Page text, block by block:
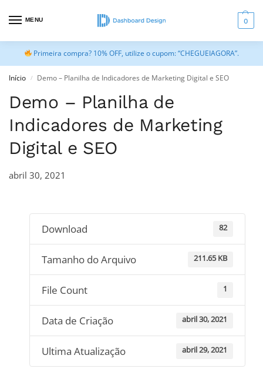
MENU 0
Primeira compra? 10% OFF, utilize o cupom: “CHEGUEIAGORA”.
Início / Demo – Planilha de Indicadores de Marketing Digital e SEO
Demo – Planilha de
Indicadores de Marketing
Digital e SEO
abril 30, 2021
Download 82
Tamanho do Arquivo 211.65 KB
File Count 1
Data de Criação abril 30, 2021
Ultima Atualização abril 29, 2021